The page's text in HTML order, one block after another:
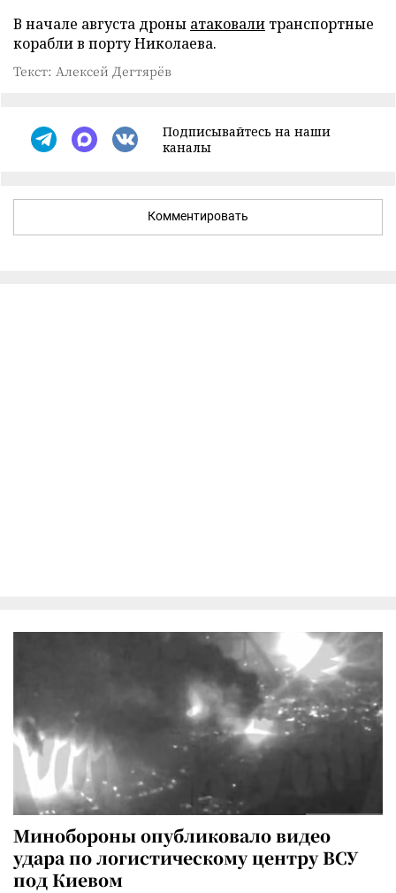
В начале августа дроны атаковали транспортные
корабли в порту Николаева.
Текст: Алексей Дегтярёв
Подписывайтесь на наши
каналы
Комментировать
Минобороны опубликовало видео
удара по логистическому центру ВСУ
под Киевом